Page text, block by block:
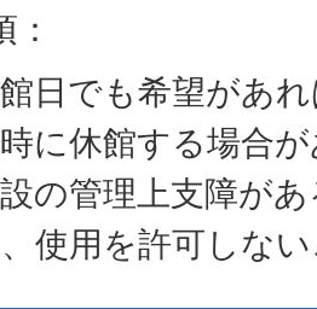
日でも希望があ
に休館する場合
の管理上支障が
使用を許可しな